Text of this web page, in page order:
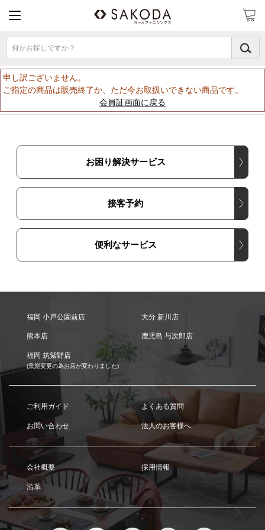
何かお探しですか？
申し訳ございません。
ご指定の商品は販売終了か、ただ今お取扱いできない商品です。
会員証画面に戻る
お困り解決サービス
接客予約
便利なサービス
福岡 小戸公園前店 大分 新川店
熊本店 鹿児島 与次郎店
福岡 筑紫野店
(業態変更の為お店が変わりました)
ご利用ガイド よくある質問
お問い合わせ 法人のお客様へ
会社概要 採用情報
沿革